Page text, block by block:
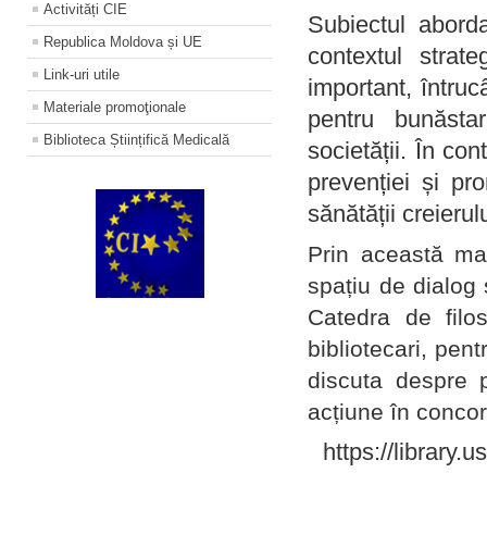
Activități CIE
Republica Moldova și UE
Link-uri utile
Materiale promoţionale
Biblioteca Științifică Medicală
Subiectul
contextul
important,
pentru
societății. În
prevenției și
sănătății
Prin această
spațiu de dialog
Catedra de
bibliotecari,
discuta despre
acțiune în
https://